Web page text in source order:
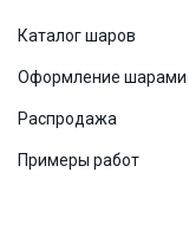
Каталог шаров
Оформление шарами
Распродажа
Примеры работ